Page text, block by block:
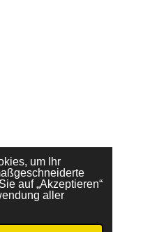
um Ihr
auf „Akzeptieren“
aller